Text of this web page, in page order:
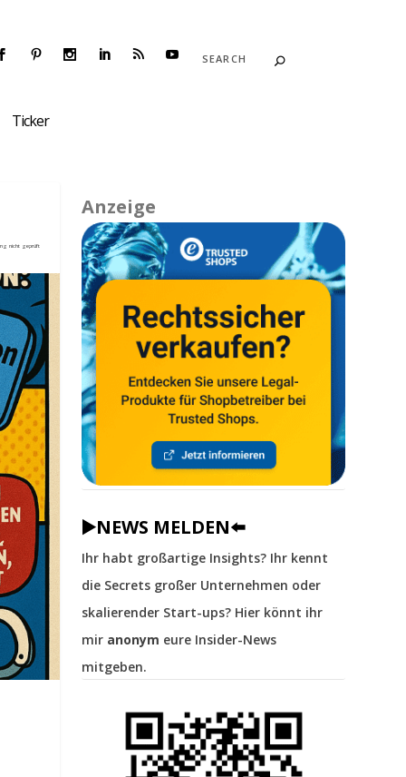
Ticker
Anzeige
▶️NEWS MELDEN⬅️
Ihr habt großartige Insights? Ihr kennt
die Secrets großer Unternehmen oder
skalierender Start-ups? Hier könnt ihr
mir anonym eure Insider-News
mitgeben.